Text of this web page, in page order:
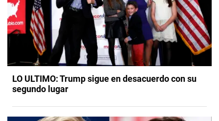
LO ULTIMO: Trump sigue en desacuerdo con su
segundo lugar